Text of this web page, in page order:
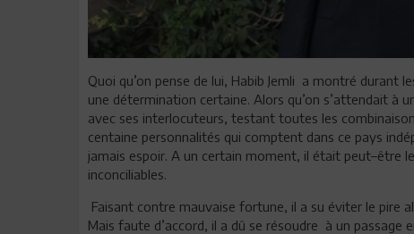
Quoi qu’on pense de lui, Habib Jemli a montré durant
une détermination certaine. Alors qu’on s’attendait à
avec ses interlocuteurs, testant toutes les
centaine personnalités qui comptent dans ce pays
jamais espoir. A un certain moment, il était peut–être
inconciliables.
Faisant contre mauvaise fortune, il a su éviter le pire
Mais faute d’accord, il a dû se résoudre à un passage